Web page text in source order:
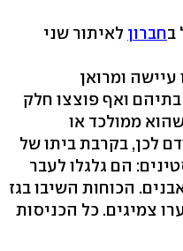
בחברון לאיתור שני
ומרואן
ואף פוצצו חלק
ממולכד או
לכן, בקרבת ביתו של
הם גלגלו לעבר
הכוחות השיבו בגז
צמיגים. כל הכניסות